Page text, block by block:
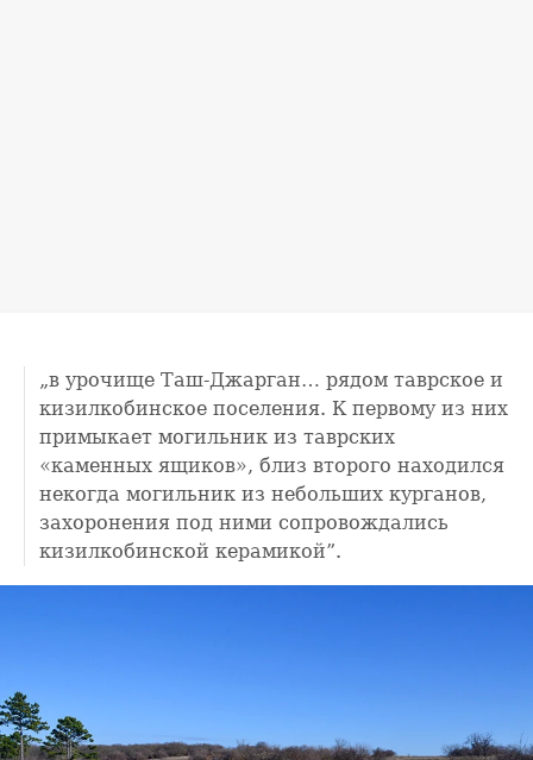
„в урочище Таш-Джарган… рядом таврское и
кизилкобинское поселения. К первому из них
примыкает могильник из таврских
«каменных ящиков», близ второго находился
некогда могильник из небольших курганов,
захоронения под ними сопровождались
кизилкобинской керамикой”.